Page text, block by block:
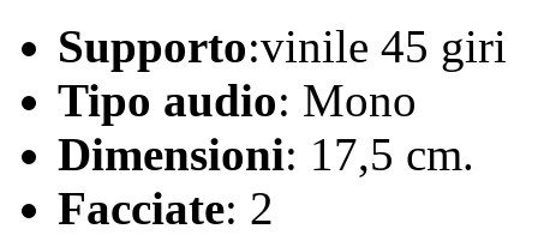
Supporto:vinile 45 giri
Tipo audio: Mono
Dimensioni: 17,5 cm.
Facciate: 2